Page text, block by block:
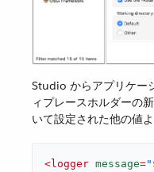
Studio からアプリケー
ィプレースホルダーの
いて設定された他の値
<logger message=